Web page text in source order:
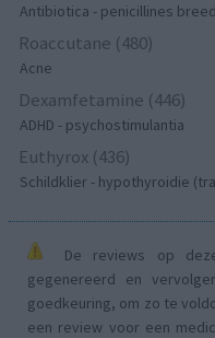
Antibiotica - penicillines
Roaccutane (480)
Acne
Dexamfetamine (446)
ADHD - psychostimulantia
Euthyrox (436)
Schildklier - hypothyroidie
De reviews op
gegenereerd en
goedkeuring, om zo te
een review voor een